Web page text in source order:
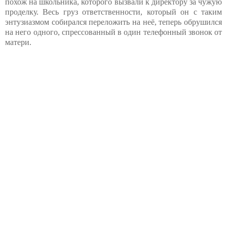
проделку. Весь груз ответственности, который он с таким
энтузиазмом собирался переложить на неё, теперь обрушился
на него одного, спрессованный в один телефонный звонок от
матери.